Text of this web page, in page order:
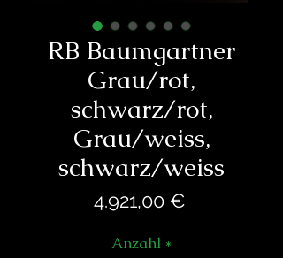
RB Baumgartner
Grau/rot,
schwarz/rot,
Grau/weiss,
schwarz/weiss
4.921,00 €Preis
Anzahl *